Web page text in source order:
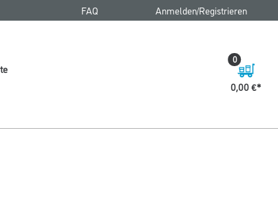
FAQ Anmelden/Registrieren
0,00 €
0